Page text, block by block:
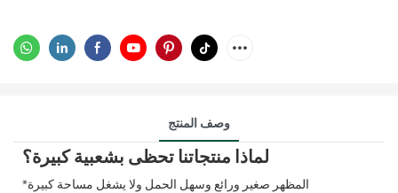
وصف المنتج
لماذا منتجاتنا تحظى بشعبية كبيرة؟
*المظهر صغير ورائع وسهل الحمل ولا يشغل مساحة كبيرة